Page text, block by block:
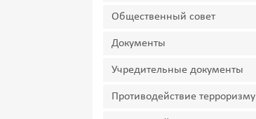
Общественный совет
Документы
Учредительные документы
Противодействие терроризму